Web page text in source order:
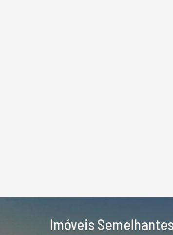
Imóveis Semelhantes